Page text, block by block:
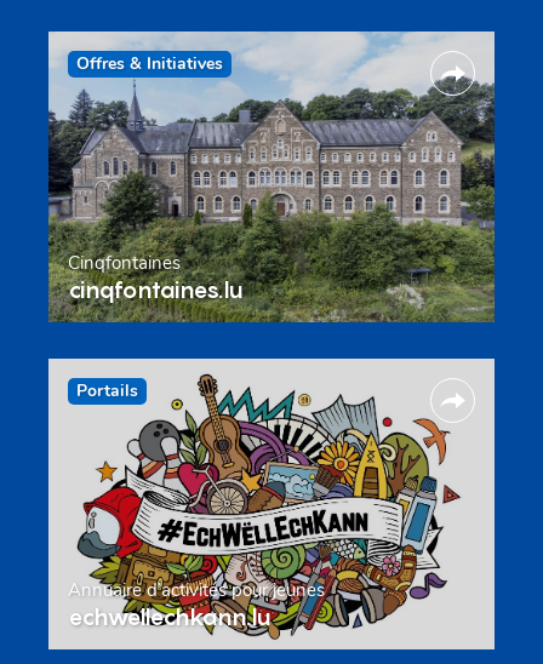
Offres & Initiatives
Cinqfontaines
cinqfontaines.lu
Portails
Annuaire d’activités pour jeunes
echwellechkann.lu